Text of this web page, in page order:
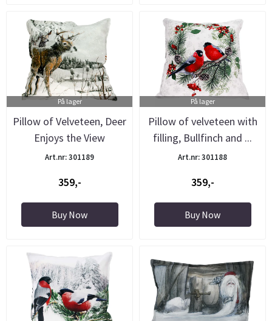
På lager
Pillow of Velveteen, Deer
Enjoys the View
Art.nr: 301189
359,-
Buy Now
På lager
Pillow of velveteen with
filling, Bullfinch and ...
Art.nr: 301188
359,-
Buy Now